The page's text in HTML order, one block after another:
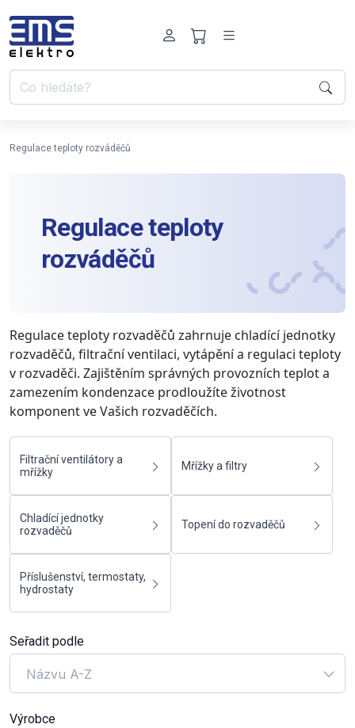
Regulace teploty rozváděčů
Regulace teploty
rozváděčů
Regulace teploty rozvaděčů zahrnuje chladící jednotky
rozvaděčů, filtrační ventilaci, vytápění a regulaci teploty
v rozvaděči. Zajištěním správných provozních teplot a
zamezením kondenzace prodloužíte životnost
komponent ve Vašich rozvaděčích.
Filtrační ventilátory a
mřížky
Mřížky a filtry
Chladící jednotky
rozvaděčů
Topení do rozvaděčů
Příslušenství, termostaty,
hydrostaty
Seřadit podle
Názvu A-Z
Výrobce